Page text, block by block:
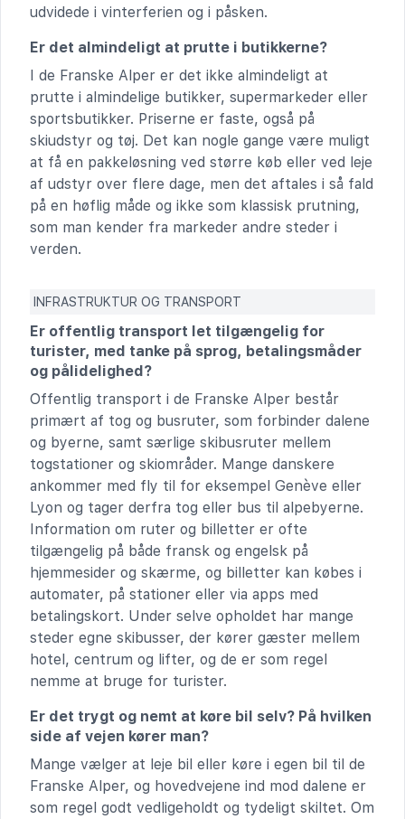
udvidede i vinterferien og i påsken.
Er det almindeligt at prutte i butikkerne?
I de Franske Alper er det ikke almindeligt at
prutte i almindelige butikker, supermarkeder eller
sportsbutikker. Priserne er faste, også på
skiudstyr og tøj. Det kan nogle gange være muligt
at få en pakkeløsning ved større køb eller ved leje
af udstyr over flere dage, men det aftales i så fald
på en høflig måde og ikke som klassisk prutning,
som man kender fra markeder andre steder i
verden.
INFRASTRUKTUR OG TRANSPORT
Er offentlig transport let tilgængelig for
turister, med tanke på sprog, betalingsmåder
og pålidelighed?
Offentlig transport i de Franske Alper består
primært af tog og busruter, som forbinder dalene
og byerne, samt særlige skibusruter mellem
togstationer og skiområder. Mange danskere
ankommer med fly til for eksempel Genève eller
Lyon og tager derfra tog eller bus til alpebyerne.
Information om ruter og billetter er ofte
tilgængelig på både fransk og engelsk på
hjemmesider og skærme, og billetter kan købes i
automater, på stationer eller via apps med
betalingskort. Under selve opholdet har mange
steder egne skibusser, der kører gæster mellem
hotel, centrum og lifter, og de er som regel
nemme at bruge for turister.
Er det trygt og nemt at køre bil selv? På hvilken
side af vejen kører man?
Mange vælger at leje bil eller køre i egen bil til de
Franske Alper, og hovedvejene ind mod dalene er
som regel godt vedligeholdt og tydeligt skiltet. Om